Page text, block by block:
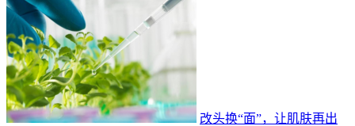
改头换“面”，让肌肤再出